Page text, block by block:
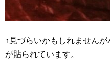
↑見づらいかもしれませんが
が貼られています。